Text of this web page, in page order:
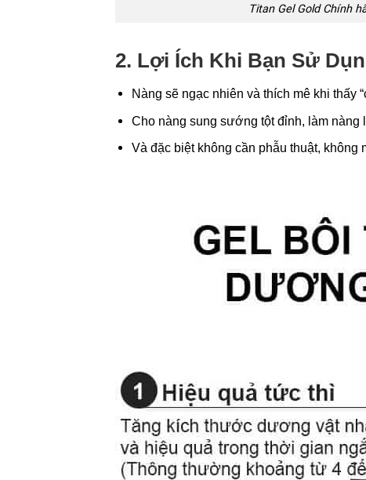
Titan Gel Gold Chính
2. Lợi Ích Khi Bạn Sử
Nàng sẽ ngạc nhiên và thích mê khi thấy
Cho nàng sung sướng tột đỉnh, làm nàng
Và đặc biệt không cần phẫu thuật,